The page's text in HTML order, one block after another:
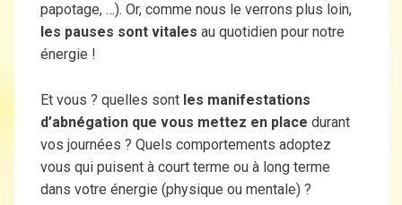
papotage, …). Or, comme nous le verrons plus loin,
les pauses sont vitales au quotidien pour notre
énergie !
Et vous ? quelles sont les manifestations
d’abnégation que vous mettez en place durant
vos journées ? Quels comportements adoptez
vous qui puisent à court terme ou à long terme
dans votre énergie (physique ou mentale) ?